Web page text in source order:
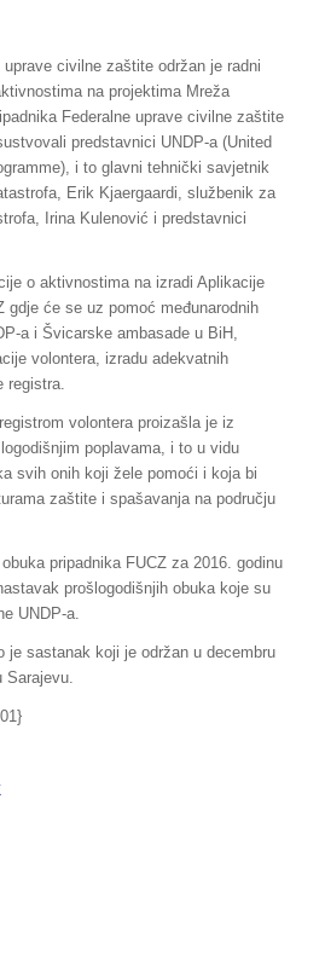
civilne zaštite održan je radni
na projektima Mreža
Federalne uprave civilne zaštite
predstavnici UNDP-a (United
i to glavni tehnički savjetnik
Erik Kjaergaardi, službenik za
Irina Kulenović i predstavnici
o aktivnostima na izradi Aplikacije
gdje će se uz pomoć međunarodnih
a i Švicarske ambasade u BiH,
volontera, izradu adekvatnih
registra.
volontera proizašla je iz
poplavama, i to u vidu
svih onih koji žele pomoći i koja bi
zaštite i spašavanja na području
pripadnika FUCZ za 2016. godinu
prošlogodišnjih obuka koje su
UNDP-a.
je sastanak koji je održan u decembru
Sarajevu.